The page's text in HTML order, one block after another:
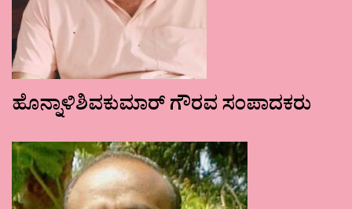
ಹೊನ್ನಾಳಿಶಿವಕುಮಾರ್ ಗೌರವ ಸಂಪಾದಕರು